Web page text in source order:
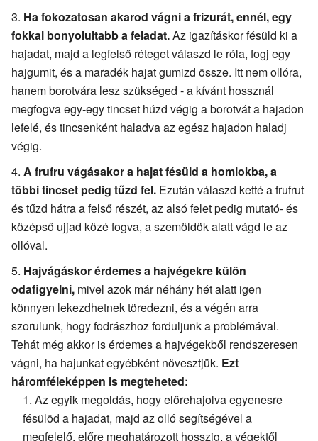
Ha fokozatosan akarod vágni a frizurát, ennél, egy
fokkal bonyolultabb a feladat.Az igazításkor fésüld ki a
hajadat, majd a legfelső réteget válaszd le róla, fogj egy
hajgumit, és a maradék hajat gumizd össze. Itt nem ollóra,
hanem borotvára lesz szükséged - a kívánt hossznál
megfogva egy-egy tincset húzd végig a borotvát a hajadon
lefelé, és tincsenként haladva az egész hajadon haladj
végig.
A frufru vágásakor a hajat fésüld a homlokba, a
többi tincset pedig tűzd fel. Ezután válaszd ketté a frufrut
és tűzd hátra a felső részét, az alsó felet pedig mutató- és
középső ujjad közé fogva, a szemöldök alatt vágd le az
ollóval.
Hajvágáskor érdemes a hajvégekre külön
odafigyelni, mivel azok már néhány hét alatt igen
könnyen lekezdhetnek töredezni, és a végén arra
szorulunk, hogy fodrászhoz forduljunk a problémával.
Tehát még akkor is érdemes a hajvégekből rendszeresen
vágni, ha hajunkat egyébként növesztjük. Ezt
háromféleképpen is megteheted:
Az egyik megoldás, hogy előrehajolva egyenesre
fésülöd a hajadat, majd az olló segítségével a
megfelelő, előre meghatározott hosszig, a végektől